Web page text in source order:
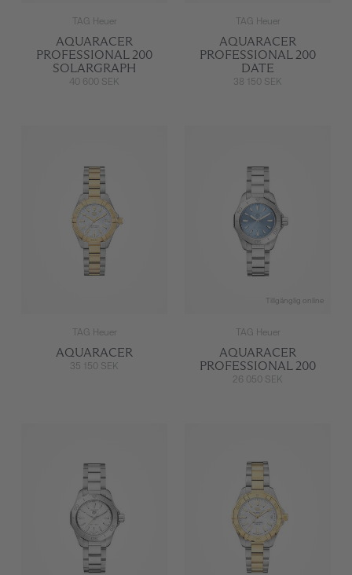
TAG Heuer
AQUARACER
PROFESSIONAL 200
SOLARGRAPH
40 600 SEK
TAG Heuer
AQUARACER
PROFESSIONAL 200
DATE
38 150 SEK
TAG Heuer
AQUARACER
35 150 SEK
Tillgänglig online
TAG Heuer
AQUARACER
PROFESSIONAL 200
26 050 SEK